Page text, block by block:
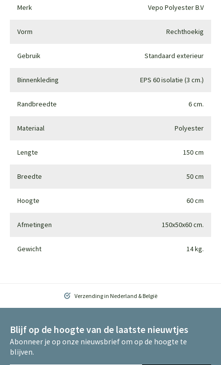
Merk Vepo Polyester B.V
Vorm Rechthoekig
Gebruik Standaard exterieur
Binnenkleding EPS 60 isolatie (3 cm.)
Randbreedte 6 cm.
Materiaal Polyester
Lengte 150 cm
Breedte 50 cm
Hoogte 60 cm
Afmetingen 150x50x60 cm.
Gewicht 14 kg.
Verzending in Nederland & België
Blijf op de hoogte van de laatste nieuwtjes
Abonneer je op onze nieuwsbrief om op de hoogte te
blijven.